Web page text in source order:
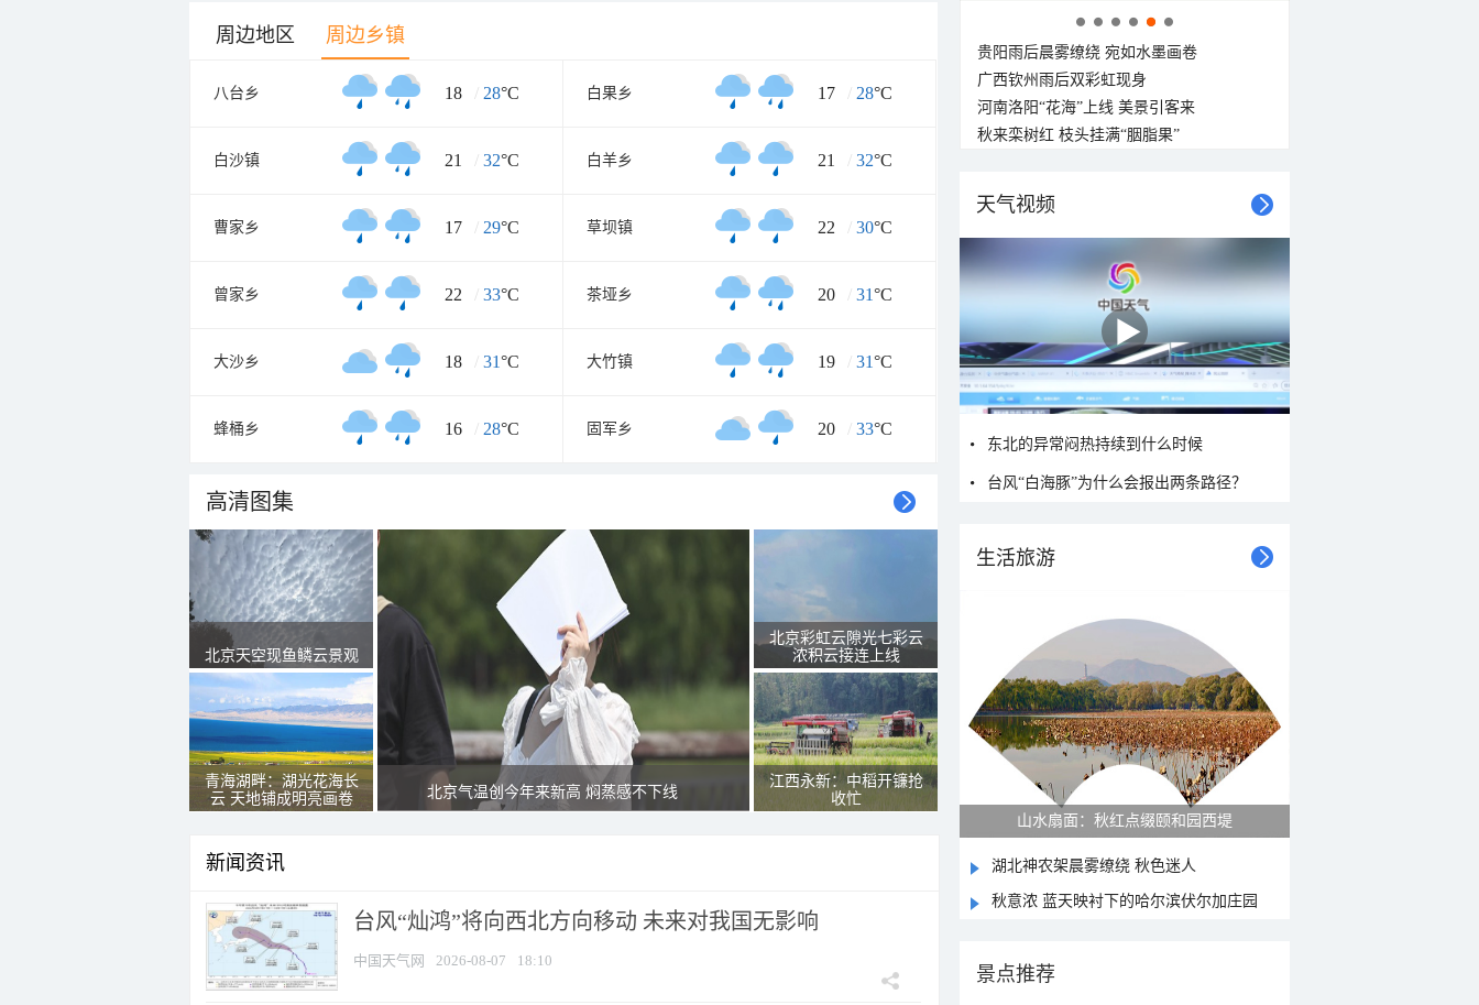
周边地区 周边乡镇
八台乡 18 / 28°C 白果乡 17 / 28°C
白沙镇 21 / 32°C 白羊乡 21 / 32°C
曹家乡 17 / 29°C 草坝镇 22 / 30°C
曾家乡 22 / 33°C 茶垭乡 20 / 31°C
大沙乡 18 / 31°C 大竹镇 19 / 31°C
蜂桶乡 16 / 28°C 固军乡 20 / 33°C
高清图集
北京天空现鱼鳞云景观
青海湖畔：湖光花海长
云 天地铺成明亮画卷
北京气温创今年来新高 焖蒸感不下线
北京彩虹云隙光七彩云
浓积云接连上线
江西永新：中稻开镰抢
收忙
新闻资讯
台风“灿鸿”将向西北方向移动 未来对我国无影响
中国天气网 2026-08-07 18:10
贵阳雨后晨雾缭绕 宛如水墨画卷
广西钦州雨后双彩虹现身
河南洛阳“花海”上线 美景引客来
秋来栾树红 枝头挂满“胭脂果”
天气视频
东北的异常闷热持续到什么时候
台风“白海豚”为什么会报出两条路径？
生活旅游
山水扇面：秋红点缀颐和园西堤
湖北神农架晨雾缭绕 秋色迷人
秋意浓 蓝天映衬下的哈尔滨伏尔加庄园
景点推荐